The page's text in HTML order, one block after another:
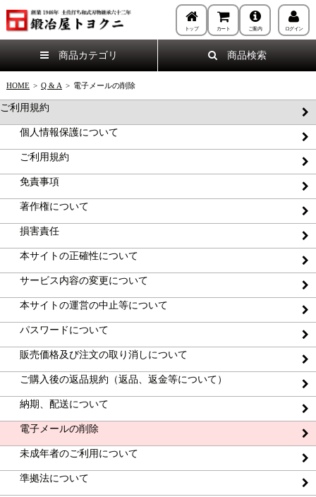
トップ カート ご案内 ログイン
商品カテゴリ 商品検索
HOME > Q & A > 電子メールの削除
ご利用規約
個人情報保護について
ご利用規約
免責事項
著作権について
損害責任
本サイトの正確性について
サービス内容の変更について
本サイトの運営の中止等について
パスワードについて
販売価格及び注文の取り消しについて
ご購入後の返品規約（返品、返金等について）
納期、配送について
電子メールの削除
未成年者のご利用について
準拠法について